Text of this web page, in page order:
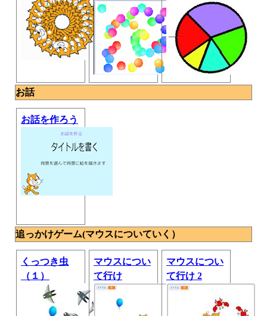
お話
お話を作ろう
追っかけゲーム(マウスについていく）
くっつき虫
（１）
マウスについ
て行け
マウスについ
て行け 2